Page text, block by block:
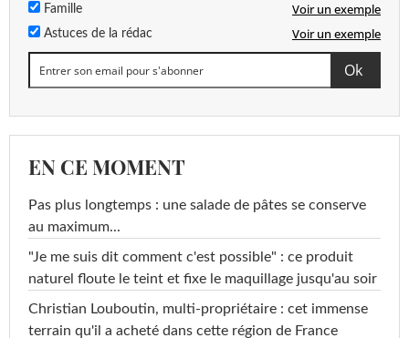
Famille Voir un exemple
Astuces de la rédac Voir un exemple
EN CE MOMENT
Pas plus longtemps : une salade de pâtes se conserve
au maximum...
"Je me suis dit comment c'est possible" : ce produit
naturel floute le teint et fixe le maquillage jusqu'au soir
Christian Louboutin, multi-propriétaire : cet immense
terrain qu'il a acheté dans cette région de France